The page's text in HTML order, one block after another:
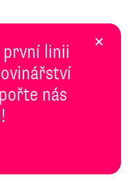
první linii
nás
×